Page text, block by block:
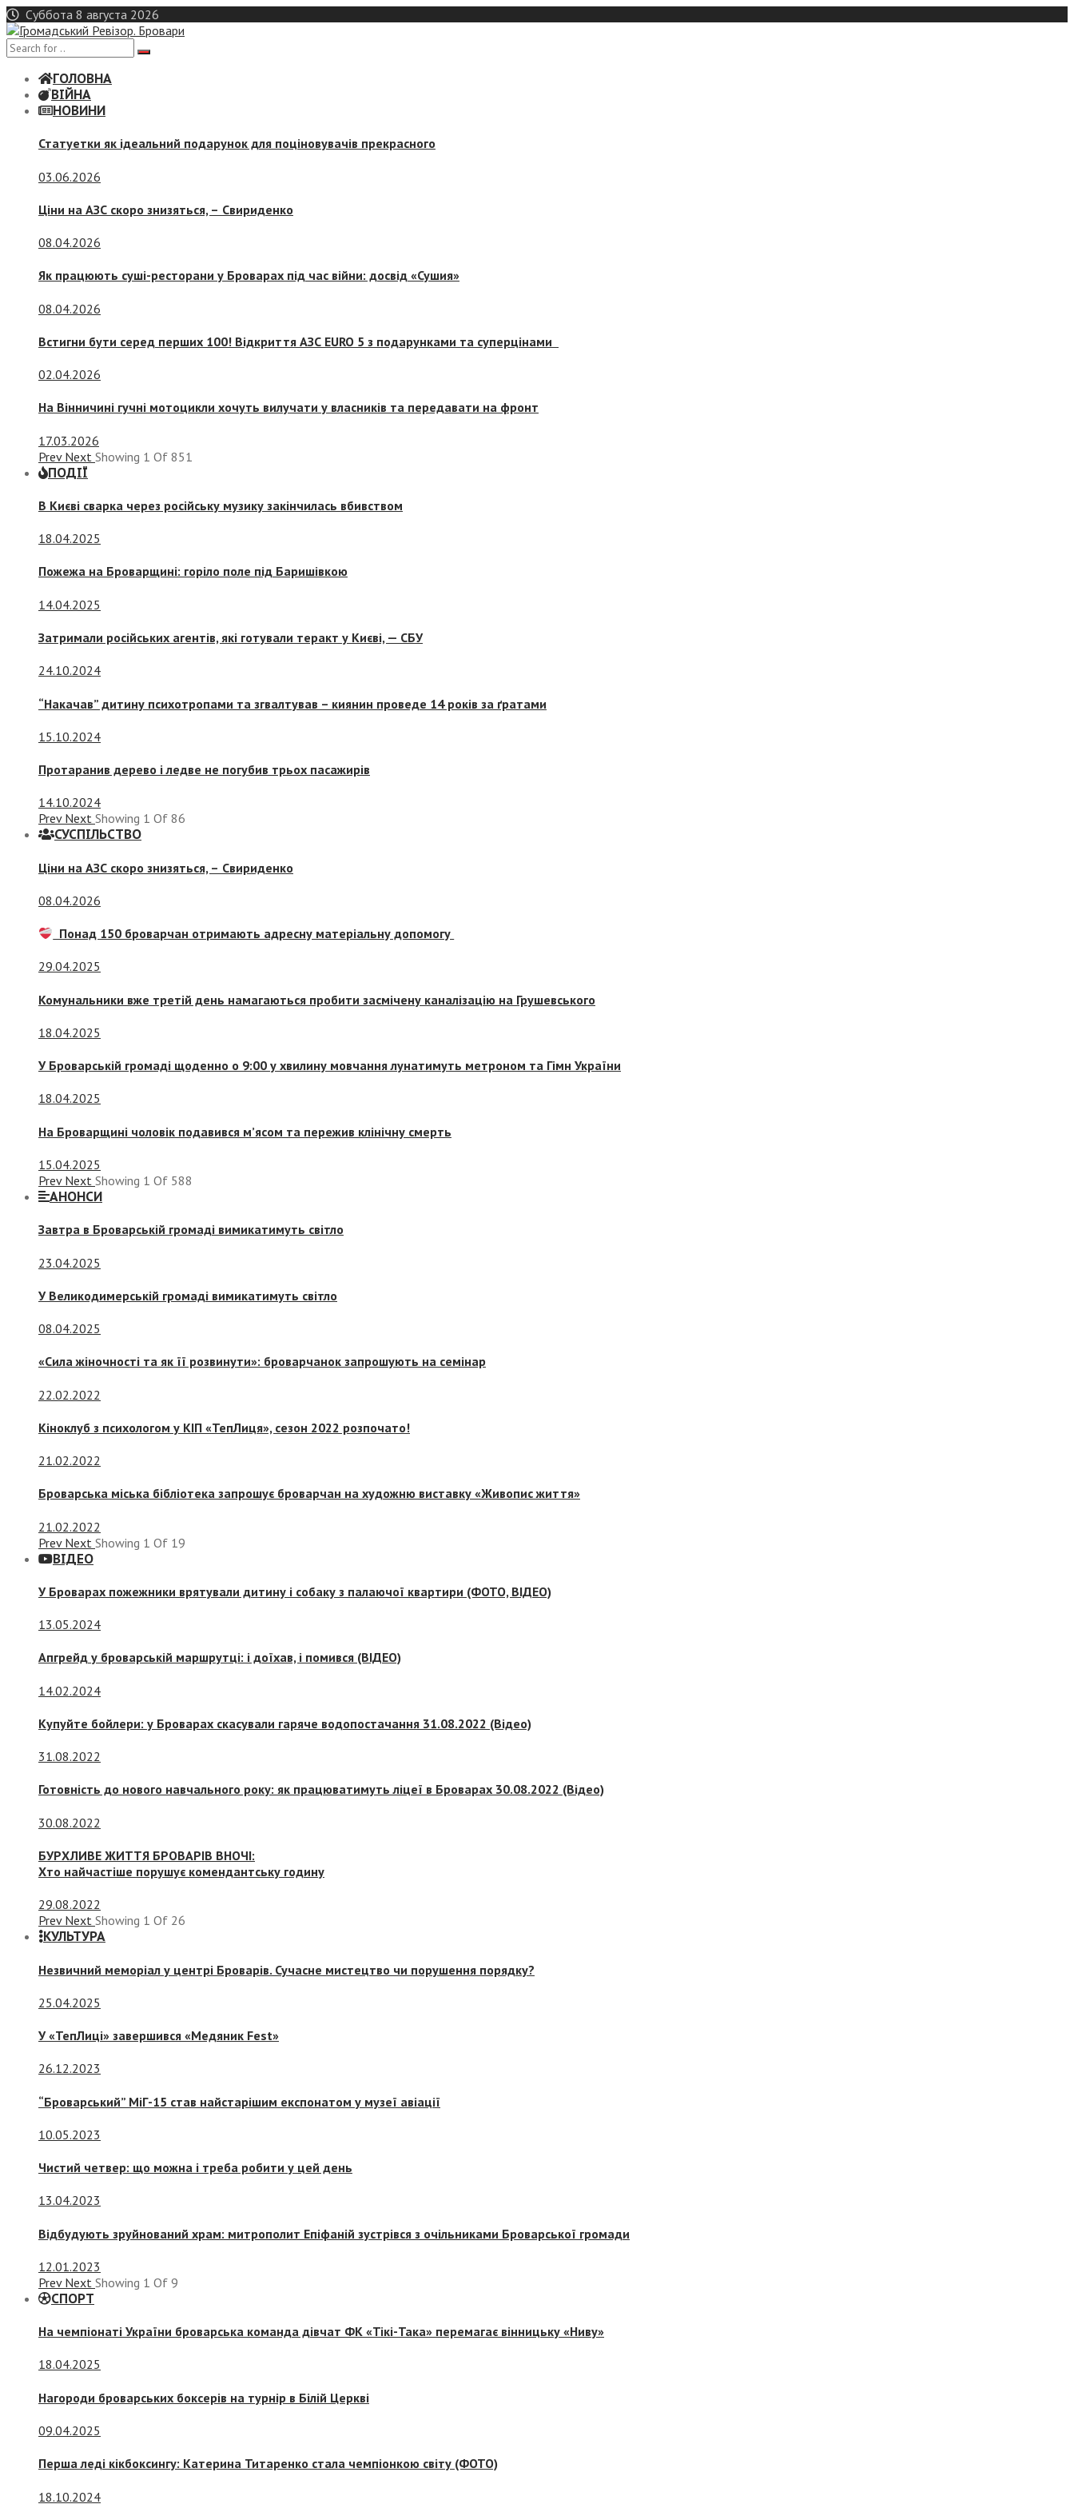
Skip
to
content
Суббота 8 августа 2026
ГОЛОВНА
ВІЙНА
НОВИНИ
Статуетки як ідеальний подарунок для поціновувачів прекрасного
03.06.2026
Ціни на АЗС скоро знизяться, – Свириденко
08.04.2026
Як працюють суші-ресторани у Броварах під час війни: досвід «Сушия»
08.04.2026
Встигни бути серед перших 100! Відкриття АЗС EURO 5 з подарунками та суперцінами
02.04.2026
На Вінничині гучні мотоцикли хочуть вилучати у власників та передавати на фронт
17.03.2026
Prev Next Showing 1 Of 851
ПОДІЇ
В Києві сварка через російську музику закінчилась вбивством
18.04.2025
Пожежа на Броварщині: горіло поле під Баришівкою
14.04.2025
Затримали російських агентів, які готували теракт у Києві, — СБУ
24.10.2024
“Накачав” дитину психотропами та згвалтував – киянин проведе 14 років за ґратами
15.10.2024
Протаранив дерево і ледве не погубив трьох пасажирів
14.10.2024
Prev Next Showing 1 Of 86
СУСПIЛЬСТВО
Ціни на АЗС скоро знизяться, – Свириденко
08.04.2026
Понад 150 броварчан отримають адресну матеріальну допомогу
29.04.2025
Комунальники вже третій день намагаються пробити засмічену каналізацію на Грушевського
18.04.2025
У Броварській громаді щоденно о 9:00 у хвилину мовчання лунатимуть метроном та Гімн України
18.04.2025
На Броварщині чоловік подавився м’ясом та пережив клінічну смерть
15.04.2025
Prev Next Showing 1 Of 588
АНОНСИ
Завтра в Броварській громаді вимикатимуть світло
23.04.2025
У Великодимерській громаді вимикатимуть світло
08.04.2025
«Сила жіночності та як її розвинути»: броварчанок запрошують на семінар
22.02.2022
Кіноклуб з психологом у КІП «ТепЛиця», сезон 2022 розпочато!
21.02.2022
Броварська міська бібліотека запрошує броварчан на художню виставку «Живопис життя»
21.02.2022
Prev Next Showing 1 Of 19
ВІДЕО
У Броварах пожежники врятували дитину і собаку з палаючої квартири (ФОТО, ВІДЕО)
13.05.2024
Апгрейд у броварській маршрутці: і доїхав, і помився (ВІДЕО)
14.02.2024
Купуйте бойлери: у Броварах скасували гаряче водопостачання 31.08.2022 (Відео)
31.08.2022
Готовність до нового навчального року: як працюватимуть ліцеї в Броварах 30.08.2022 (Відео)
30.08.2022
БУРХЛИВЕ ЖИТТЯ БРОВАРІВ ВНОЧІ:
Хто найчастіше порушує комендантську годину
29.08.2022
Prev Next Showing 1 Of 26
КУЛЬТУРА
Незвичний меморіал у центрі Броварів. Сучасне мистецтво чи порушення порядку?
25.04.2025
У «ТепЛиці» завершився «Медяник Fest»
26.12.2023
“Броварський” МіГ-15 став найстарішим експонатом у музеї авіації
10.05.2023
Чистий четвер: що можна і треба робити у цей день
13.04.2023
Відбудують зруйнований храм: митрополит Епіфаній зустрівся з очільниками Броварської громади
12.01.2023
Prev Next Showing 1 Of 9
СПОРТ
На чемпіонаті України броварська команда дівчат ФК «Тікі-Така» перемагає вінницьку «Ниву»
18.04.2025
Нагороди броварських боксерів на турнір в Білій Церкві
09.04.2025
Перша леді кікбоксингу: Катерина Титаренко стала чемпіонкою світу (ФОТО)
18.10.2024